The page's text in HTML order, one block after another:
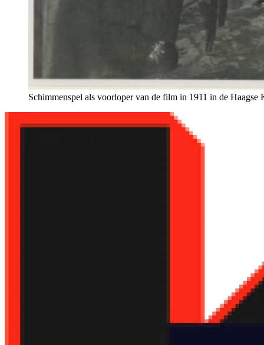
Schimmenspel als voorloper van de film in 1911 in de